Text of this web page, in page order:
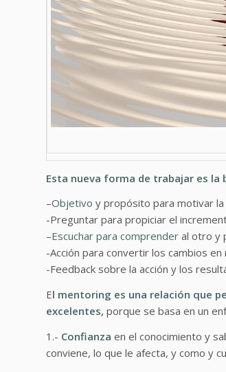
Esta nueva forma de trabajar es
–Objetivo y propósito para motivar la
-Preguntar para propiciar el
–Escuchar para comprender al otro y
-Acción para convertir los cambios
-Feedback sobre la acción y los
El mentoring es una relación que
excelentes, porque se basa en un
1.- Confianza en el conocimiento y
conviene, lo que le afecta, y como y